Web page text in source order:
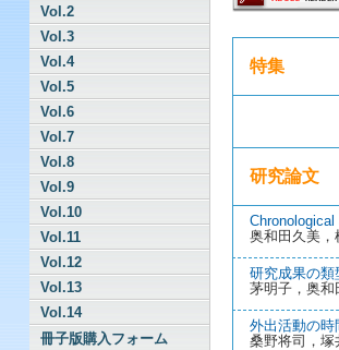
Vol.2
Vol.3
Vol.4
Vol.5
Vol.6
Vol.7
Vol.8
Vol.9
Vol.10
Vol.11
Vol.12
Vol.13
Vol.14
冊子版購入フォーム
特集
研究論文
奥和田久美，
研究成果の類
茅明子，奥和
外出活動の時
桑野将司，塚